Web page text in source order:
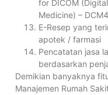
for DICOM
Medicine) –
E-Resep yang
apotek / farmasi
Pencatatan jasa
berdasarkan
Demikian banyaknya
Manajemen Rumah